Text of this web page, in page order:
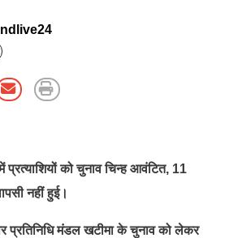
प्रत्याशियों को चुनाव चिन्ह आवंटित, 11
नहीं हुई।
प्रतिनिधि मंडल खटीमा के चुनाव को लेकर